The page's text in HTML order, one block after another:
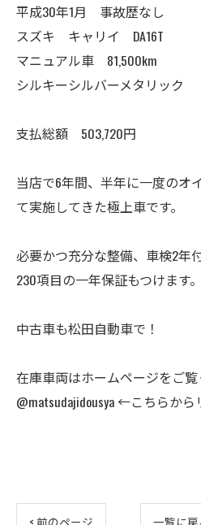
平成30年1月 事故歴なし
スズキ キャリイ DA16T
マニュアル車 81,500km
シルキーシルバーメタリック
支払総額 503,720円
当店で6年間、半年に一度のオ
て実施してきた極上車です。
必要かつ充分な整備、車検2年
230項目の一年保証もつけます。
中古車も松田自動車で！
在庫車両はホームページをご
@matsudajidousya ←こちらから
< 前のページ 一覧に戻